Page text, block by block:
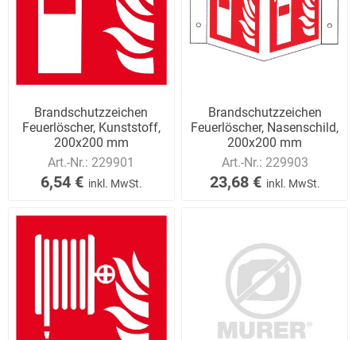
Brandschutzzeichen
Feuerlöscher, Kunststoff,
200x200 mm
Art.-Nr.: 229901
6,54 € inkl. MwSt.
Brandschutzzeichen
Feuerlöscher, Nasenschild,
200x200 mm
Art.-Nr.: 229903
23,68 € inkl. MwSt.